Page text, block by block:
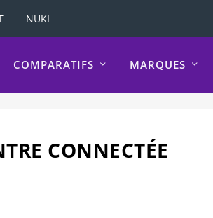
NUKI
COMPARATIFS MARQUES
CONNECTÉE